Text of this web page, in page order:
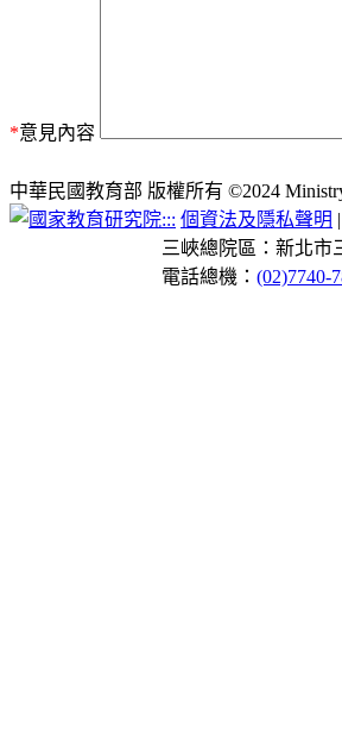
*意見內容
中華民國教育部 版權所有 ©2024
::: 個資法及隱私聲明 |
三峽總院區：新北市
電話總機： (02)7740-